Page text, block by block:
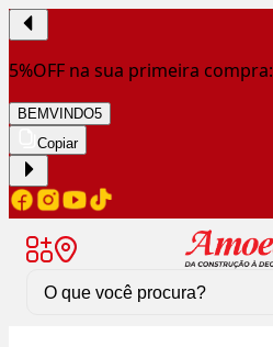
5%OFF na sua primeira compra:
BEMVINDO5
Copiar